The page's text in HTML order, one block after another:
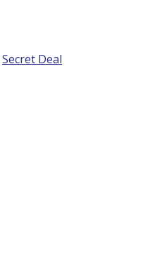
Secret Deal